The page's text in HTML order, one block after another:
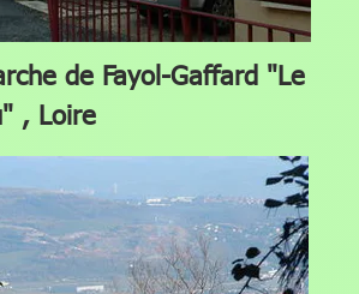
de Fayol-Gaffard "Le
, Loire